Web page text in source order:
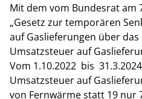
Mit dem vom Bundesrat am
„Gesetz zur temporären
auf Gaslieferungen über
Umsatzsteuer auf
Vom 1.10.2022 bis
Umsatzsteuer auf
von Fernwärme statt 19 nur